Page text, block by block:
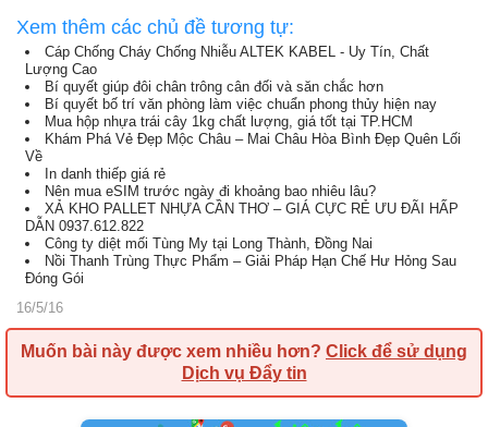
Xem thêm các chủ đề tương tự:
Cáp Chống Cháy Chống Nhiễu ALTEK KABEL - Uy Tín, Chất
Lượng Cao
Bí quyết giúp đôi chân trông cân đối và săn chắc hơn
Bí quyết bố trí văn phòng làm việc chuẩn phong thủy hiện nay
Mua hộp nhựa trái cây 1kg chất lượng, giá tốt tại TP.HCM
Khám Phá Vẻ Đẹp Mộc Châu – Mai Châu Hòa Bình Đẹp Quên Lối
Về
In danh thiếp giá rẻ
Nên mua eSIM trước ngày đi khoảng bao nhiêu lâu?
XẢ KHO PALLET NHỰA CẦN THƠ – GIÁ CỰC RẺ ƯU ĐÃI HẤP
DẪN 0937.612.822
Công ty diệt mối Tùng My tại Long Thành, Đồng Nai
Nồi Thanh Trùng Thực Phẩm – Giải Pháp Hạn Chế Hư Hỏng Sau
Đóng Gói
16/5/16
Muốn bài này được xem nhiều hơn? Click để sử dụng
Dịch vụ Đẩy tin